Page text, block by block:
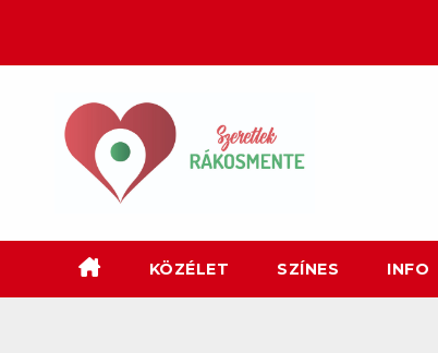
KÖZÉLET SZÍNES INFO